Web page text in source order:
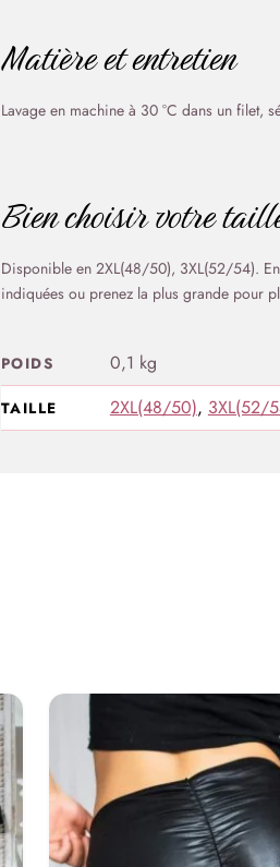
Matière et entretien
Lavage en machine à 30 °C dans un filet,
Bien choisir votre
Disponible en 2XL(48/50), 3XL(52/54).
indiquées ou prenez la plus grande pour
POIDS 0,1 kg
TAILLE 2XL(48/50), 3XL(52/